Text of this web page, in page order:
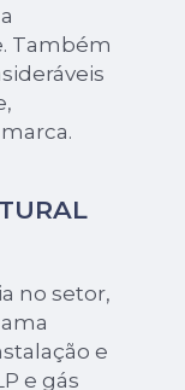
Também
no setor,
e
e gás